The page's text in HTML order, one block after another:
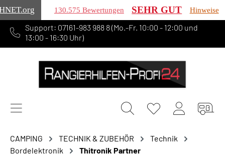
.org 130.575 Bewertungen SEHR GUT Hinweise
springen
Support: 07161-983 988 8 (Mo.-Fr. 10:00 - 12:00 und
13:00 - 16:30 Uhr)
CAMPING TECHNIK & ZUBEHÖR
Technik
Bordelektronik
Thitronik Partner